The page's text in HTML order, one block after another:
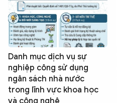
Danh mục dịch vụ sự
nghiệp công sử dụng
ngân sách nhà nước
trong lĩnh vực khoa học